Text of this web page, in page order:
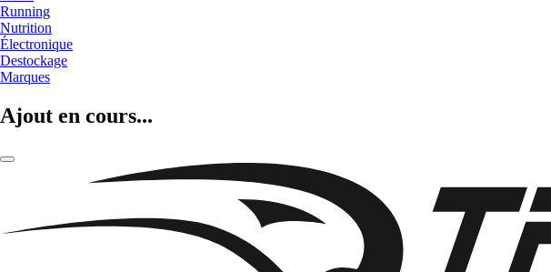
Running
Nutrition
Électronique
Destockage
Marques
Ajout en cours...